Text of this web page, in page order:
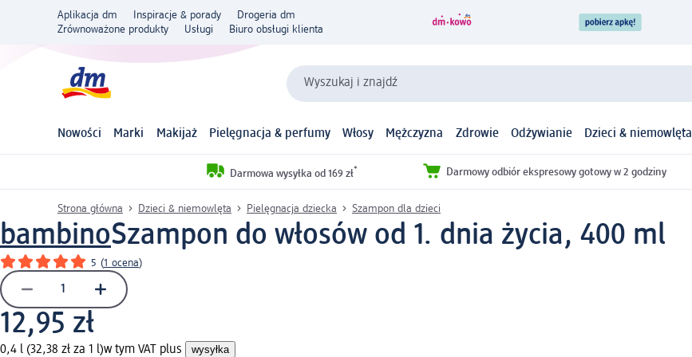
Aplikacja dm Inspiracje & porady
Drogeria dm
Zrównoważone produkty
Usługi Biuro obsługi klienta
Wyszukaj i znajdź
Nowości Marki Makijaż Pielęgnacja & perfumy Włosy Mężczyzna Zdrowie Odżywianie Dzieci & niemowlęta
Darmowa wysyłka od 169 zł* Darmowy odbiór ekspresowy gotowy w 2 godziny
Strona główna Dzieci & niemowlęta Pielęgnacja dziecka Szampon dla dzieci
bambinoSzampon do włosów od 1. dnia życia, 400 ml
5 (1 ocena)
12,95 zł
0,4 l (32,38 zł za 1 l)w tym VAT plus wysyłka